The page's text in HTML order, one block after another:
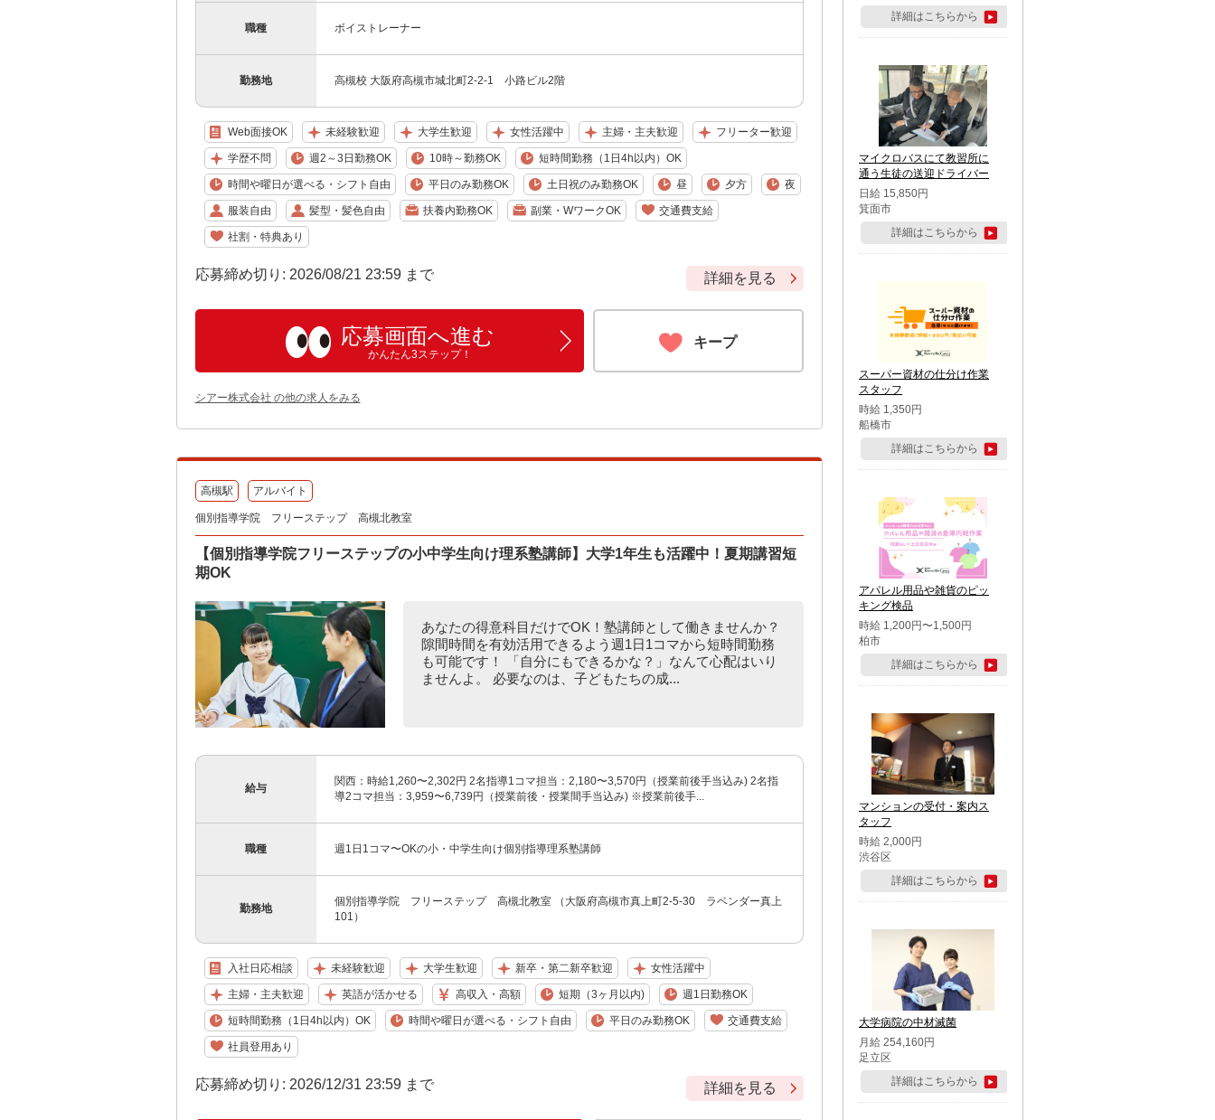
職種 ボイストレーナー
勤務地 高槻校 大阪府高槻市城北町2-2-1 小路ビル2階
Web面接OK 未経験歓迎 大学生歓迎 女性活躍中 主婦・主夫歓迎 フリーター歓迎
学歴不問 週2～3日勤務OK 10時～勤務OK 短時間勤務（1日4h以内）OK
時間や曜日が選べる・シフト自由 平日のみ勤務OK 土日祝のみ勤務OK 昼 夕方 夜
服装自由 髪型・髪色自由 扶養内勤務OK 副業・WワークOK 交通費支給
社割・特典あり
応募締め切り: 2026/08/21 23:59 まで 詳細を見る
応募画面へ進む
かんたん3ステップ！
キープ
シアー株式会社 の他の求人をみる
高槻駅 アルバイト
個別指導学院 フリーステップ 高槻北教室
【個別指導学院フリーステップの小中学生向け理系塾講師】大学1年生も活躍中！夏期講習短
期OK
あなたの得意科目だけでOK！塾講師として働きませんか？
隙間時間を有効活用できるよう週1日1コマから短時間勤務
も可能です！ 「自分にもできるかな？」なんて心配はいり
ませんよ。 必要なのは、子どもたちの成...
給与
関西：時給1,260〜2,302円 2名指導1コマ担当：2,180〜3,570円（授業前後手当込み) 2名指
導2コマ担当：3,959〜6,739円（授業前後・授業間手当込み) ※授業前後手...
職種 週1日1コマ〜OKの小・中学生向け個別指導理系塾講師
勤務地
個別指導学院 フリーステップ 高槻北教室 （大阪府高槻市真上町2-5-30 ラベンダー真上
101）
入社日応相談 未経験歓迎 大学生歓迎 新卒・第二新卒歓迎 女性活躍中
主婦・主夫歓迎 英語が活かせる 高収入・高額 短期（3ヶ月以内) 週1日勤務OK
短時間勤務（1日4h以内）OK 時間や曜日が選べる・シフト自由 平日のみ勤務OK 交通費支給
社員登用あり
応募締め切り: 2026/12/31 23:59 まで 詳細を見る
喜市・蓮田市
詳細はこちらから
マイクロバスにて教習所に
通う生徒の送迎ドライバー
日給 15,850円
箕面市
詳細はこちらから
スーパー資材の仕分け作業
スタッフ
時給 1,350円
船橋市
詳細はこちらから
アパレル用品や雑貨のピッ
キング検品
時給 1,200円〜1,500円
柏市
詳細はこちらから
マンションの受付・案内ス
タッフ
時給 2,000円
渋谷区
詳細はこちらから
大学病院の中材滅菌
月給 254,160円
足立区
詳細はこちらから